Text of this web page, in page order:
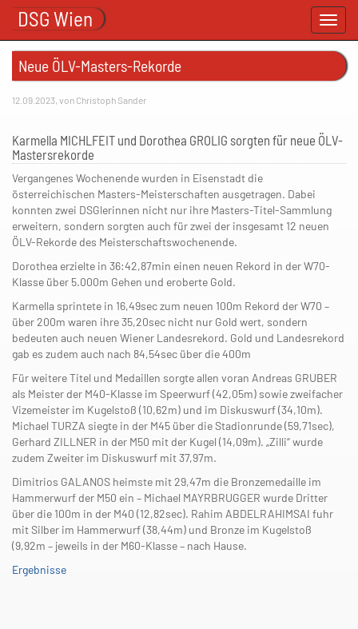
Toggle
DSG Wien
Neue ÖLV-Masters-Rekorde
12.09.2023, von Christoph Sander
Karmella MICHLFEIT und Dorothea GROLIG sorgten für neue ÖLV-
Mastersrekorde
Vergangenes Wochenende wurden in Eisenstadt die
österreichischen Masters-Meisterschaften ausgetragen. Dabei
konnten zwei DSGlerinnen nicht nur ihre Masters-Titel-Sammlung
erweitern, sondern sorgten auch für zwei der insgesamt 12 neuen
ÖLV-Rekorde des Meisterschaftswochenende.
Dorothea erzielte in 36:42,87min einen neuen Rekord in der W70-
Klasse über 5.000m Gehen und eroberte Gold.
Karmella sprintete in 16,49sec zum neuen 100m Rekord der W70 –
über 200m waren ihre 35,20sec nicht nur Gold wert, sondern
bedeuten auch neuen Wiener Landesrekord. Gold und Landesrekord
gab es zudem auch nach 84,54sec über die 400m
Für weitere Titel und Medaillen sorgte allen voran Andreas GRUBER
als Meister der M40-Klasse im Speerwurf (42,05m) sowie zweifacher
Vizemeister im Kugelstoß (10,62m) und im Diskuswurf (34,10m).
Michael TURZA siegte in der M45 über die Stadionrunde (59,71sec),
Gerhard ZILLNER in der M50 mit der Kugel (14,09m). „Zilli“ wurde
zudem Zweiter im Diskuswurf mit 37,97m.
Dimitrios GALANOS heimste mit 29,47m die Bronzemedaille im
Hammerwurf der M50 ein – Michael MAYRBRUGGER wurde Dritter
über die 100m in der M40 (12,82sec). Rahim ABDELRAHIMSAI fuhr
mit Silber im Hammerwurf (38,44m) und Bronze im Kugelstoß
(9,92m – jeweils in der M60-Klasse – nach Hause.
Ergebnisse